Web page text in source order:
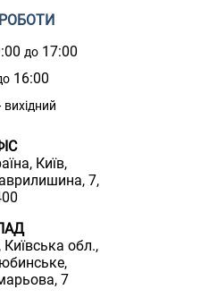
до 17:00
16:00
вихідний
Київ,
7,
обл.,
7